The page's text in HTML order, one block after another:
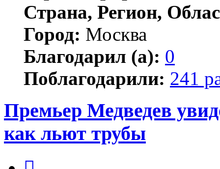
Страна, Регион,
Город: Москва
Благодарил (а): 0
Поблагодарили: 241
Премьер Медведев
как льют трубы